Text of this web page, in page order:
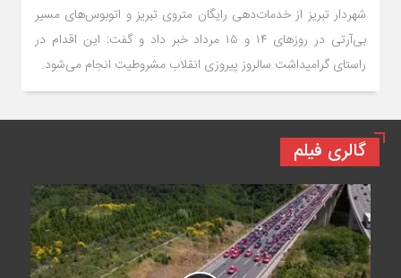
شهردار تبریز از خدمات‌دهی رایگان متروی تبریز و اتوبوس‌های مسیر
بی‌آرتی در روزهای ۱۴ و ۱۵ مرداد خبر داد و گفت: این اقدام در
راستای گرامیداشت سالروز پیروزی انقلاب مشروطیت انجام می‌شود.
گالری فیلم